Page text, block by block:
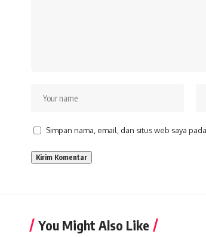
Simpan nama, email, dan situs web saya
You Might Also Like